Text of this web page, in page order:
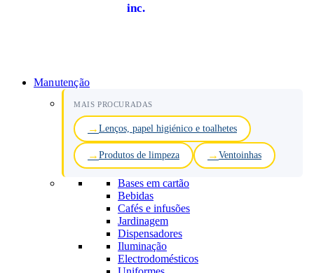
inc.
Manutenção
MAIS PROCURADAS
Lenços, papel higiénico e toalhetes
Produtos de limpeza Ventoinhas
Bases em cartão
Bebidas
Cafés e infusões
Jardinagem
Dispensadores
Iluminação
Electrodomésticos